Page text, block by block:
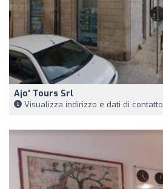
Ajo' Tours Srl
Visualizza indirizzo e dati di contatto